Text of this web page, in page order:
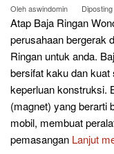
Olehaswindomin
Atap Baja Ringan
perusahaan bergerak
Ringan untuk anda.
bersifat kaku dan kuat
keperluan konstruksi.
(magnet) yang berarti
mobil, membuat
pemasangan Lanjut